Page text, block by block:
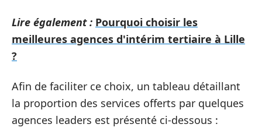
Lire également : Pourquoi choisir les
meilleures agences d'intérim tertiaire à Lille
?
Afin de faciliter ce choix, un tableau détaillant
la proportion des services offerts par quelques
agences leaders est présenté ci-dessous :